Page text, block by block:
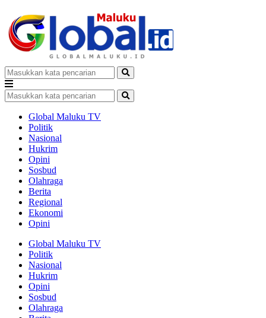
Global Maluku TV
Politik
Nasional
Hukrim
Opini
Sosbud
Olahraga
Berita
Regional
Ekonomi
Opini
Global Maluku TV
Politik
Nasional
Hukrim
Opini
Sosbud
Olahraga